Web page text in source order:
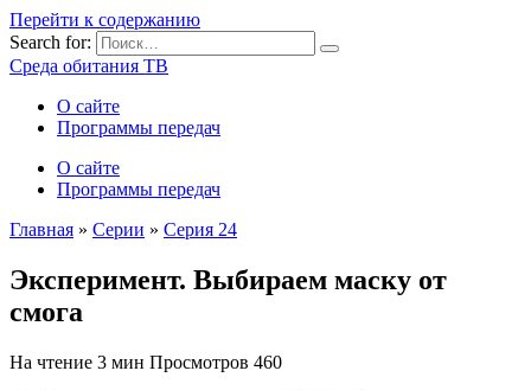
Перейти к содержанию
Search for:
Среда обитания ТВ
О сайте
Программы передач
О сайте
Программы передач
Главная » Серии » Серия 24
Эксперимент. Выбираем маску от
смога
На чтение 3 мин Просмотров 460